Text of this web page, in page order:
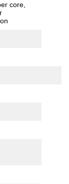
core,